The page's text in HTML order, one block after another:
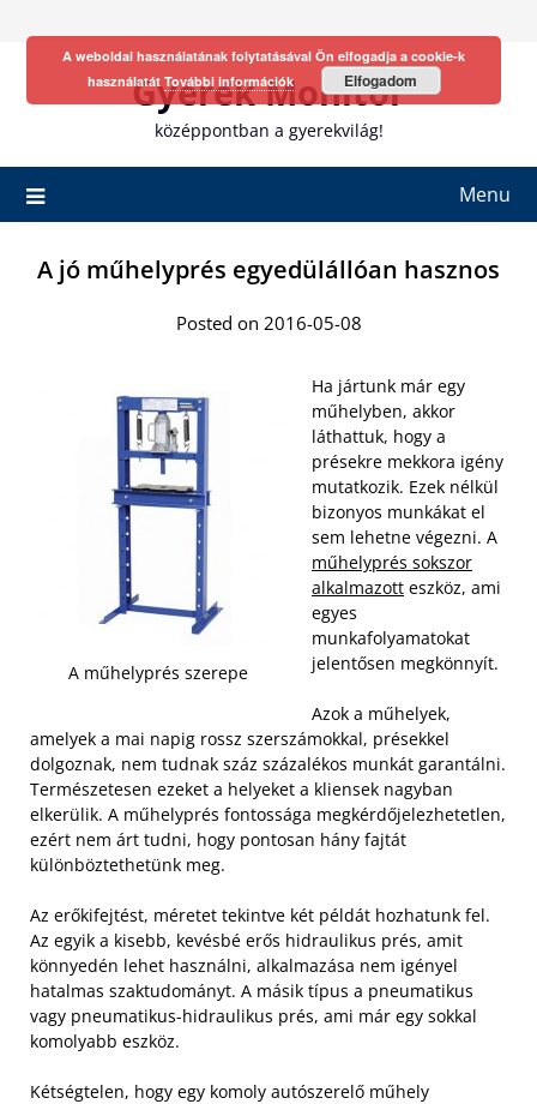
Gyerek Monitor
középpontban a gyerekvilág!
Menu
A jó műhelyprés egyedülállóan hasznos
Posted on 2016-05-08
A műhelyprés szerepe
Ha jártunk már egy
műhelyben, akkor
láthattuk, hogy a
présekre mekkora igény
mutatkozik. Ezek nélkül
bizonyos munkákat el
sem lehetne végezni. A
műhelyprés sokszor
alkalmazott eszköz, ami
egyes
munkafolyamatokat
jelentősen megkönnyít.
Azok a műhelyek,
amelyek a mai napig rossz szerszámokkal, présekkel
dolgoznak, nem tudnak száz százalékos munkát garantálni.
Természetesen ezeket a helyeket a kliensek nagyban
elkerülik. A műhelyprés fontossága megkérdőjelezhetetlen,
ezért nem árt tudni, hogy pontosan hány fajtát
különböztethetünk meg.
Az erőkifejtést, méretet tekintve két példát hozhatunk fel.
Az egyik a kisebb, kevésbé erős hidraulikus prés, amit
könnyedén lehet használni, alkalmazása nem igényel
hatalmas szaktudományt. A másik típus a pneumatikus
vagy pneumatikus-hidraulikus prés, ami már egy sokkal
komolyabb eszköz.
Kétségtelen, hogy egy komoly autószerelő műhely
A weboldal használatának folytatásával Ön elfogadja a cookie-k
használatát További információk Elfogadom